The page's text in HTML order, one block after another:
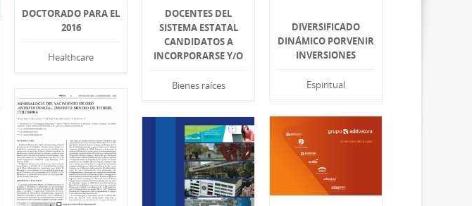
DOCTORADO PARA EL
2016
Healthcare
DOCENTES DEL
SISTEMA ESTATAL
CANDIDATOS A
INCORPORARSE Y/O
Bienes raíces
DIVERSIFICADO
DINÁMICO PORVENIR
INVERSIONES
Espiritual